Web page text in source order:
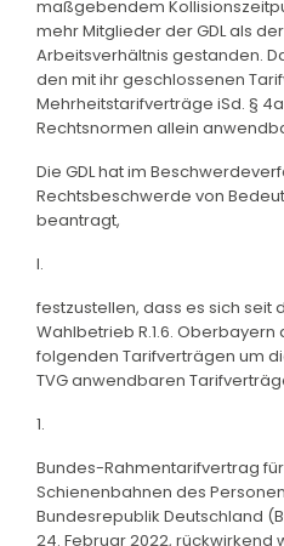
maßgebendem
mehr Mitglieder der GDL als
Arbeitsverhältnis gestanden.
den mit ihr geschlossenen
Mehrheitstarifverträge iSd. §
Rechtsnormen allein
Die GDL hat im
Rechtsbeschwerde von
beantragt,
I.
festzustellen, dass es sich seit
Wahlbetrieb R.1.6. Oberbayern
folgenden Tarifverträgen um
TVG anwendbaren
1.
Bundes-Rahmentarifvertrag
Schienenbahnen des
Bundesrepublik Deutschland
24. Februar 2022, rückwirkend